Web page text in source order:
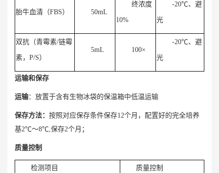
胎牛血清（FBS） 50mL
终浓度
10%
-20℃、避
光
双抗（青霉素/链霉
素，P/S）
5mL 100×
-20℃、避
光
运输和保存
运输：放置于含有生物冰袋的保温箱中低温运输
保存方法： 按照对应保存条件保存12个月，配置好的完全培养
基2℃～8℃,保存2个月；
质量控制
检测项目 质量控制